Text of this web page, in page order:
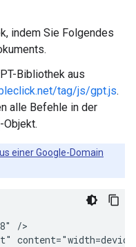
indem Sie Folgendes
Bibliothek aus
tag/js/gpt.js.
alle Befehle in der
-Objekt.
einer Google-Domain
/>